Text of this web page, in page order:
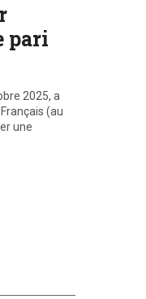
pari
2025, a
(au
une